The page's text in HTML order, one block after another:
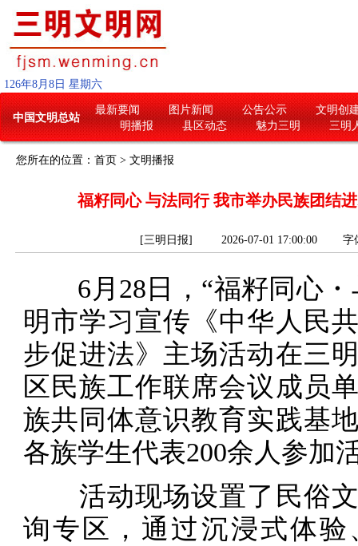
126年8月 8 日 星期六
中国文明总站
最新要闻 图片新闻 公告公示
文明创
明播报
县区动态 魅力三明 三明
您所在的位置： 首页 > 文明播报
福籽同心 与法同行 我市举办民族团结
[三明日报] 2026-07-01 17:00:00 字
6月28日，“福籽同心
明市学习宣传《中华人民
步促进法》主场活动在三
区民族工作联席会议成员
族共同体意识教育实践基
各族学生代表200余人参加
活动现场设置了民俗文
询专区，通过沉浸式体